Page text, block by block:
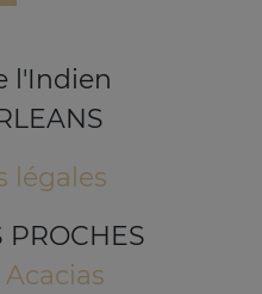
l'Indien
légales
PROCHES